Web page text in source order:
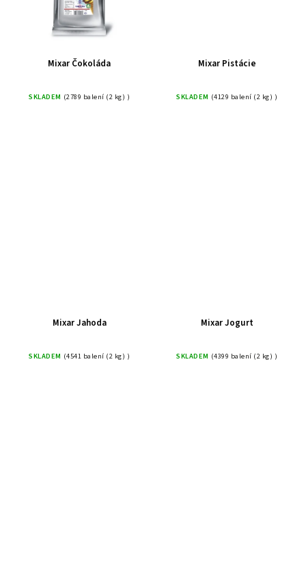
Mixar Čokoláda
SKLADEM (2789 balení (2 kg) )
Mixar Pistácie
SKLADEM (4129 balení (2 kg) )
Mixar Jahoda
SKLADEM (4541 balení (2 kg) )
Mixar Jogurt
SKLADEM (4399 balení (2 kg) )